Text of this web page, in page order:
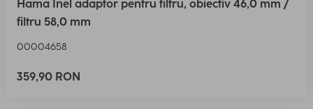
Hama Inel adaptor pentru filtru, obiectiv 46,0 mm /
filtru 58,0 mm
00004658
359,90 RON